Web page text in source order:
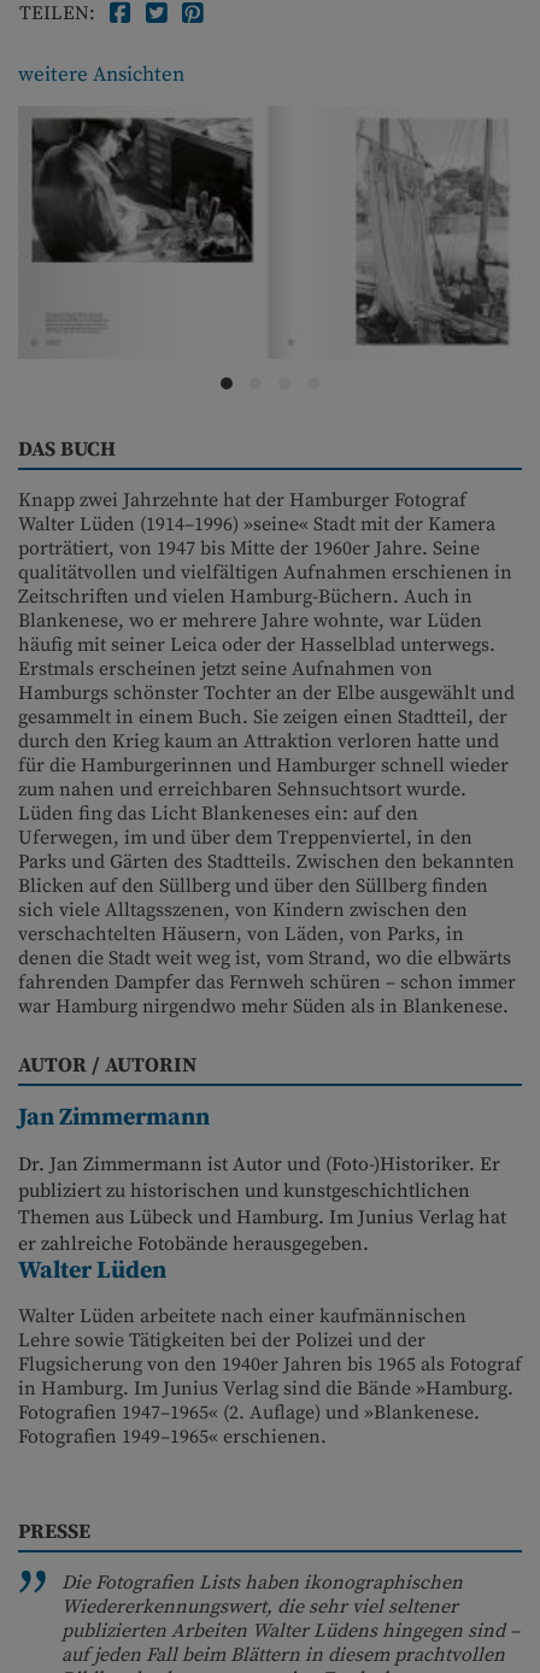
TEILEN:
weitere Ansichten
DAS BUCH
Knapp zwei Jahrzehnte hat der Hamburger Fotograf
Walter Lüden (1914–1996) »seine« Stadt mit der Kamera
porträtiert, von 1947 bis Mitte der 1960er Jahre. Seine
qualitätvollen und vielfältigen Aufnahmen erschienen in
Zeitschriften und vielen Hamburg-Büchern. Auch in
Blankenese, wo er mehrere Jahre wohnte, war Lüden
häufig mit seiner Leica oder der Hasselblad unterwegs.
Erstmals erscheinen jetzt seine Aufnahmen von
Hamburgs schönster Tochter an der Elbe ausgewählt und
gesammelt in einem Buch. Sie zeigen einen Stadtteil, der
durch den Krieg kaum an Attraktion verloren hatte und
für die Hamburgerinnen und Hamburger schnell wieder
zum nahen und erreichbaren Sehnsuchtsort wurde.
Lüden fing das Licht Blankeneses ein: auf den
Uferwegen, im und über dem Treppenviertel, in den
Parks und Gärten des Stadtteils. Zwischen den bekannten
Blicken auf den Süllberg und über den Süllberg finden
sich viele Alltagsszenen, von Kindern zwischen den
verschachtelten Häusern, von Läden, von Parks, in
denen die Stadt weit weg ist, vom Strand, wo die elbwärts
fahrenden Dampfer das Fernweh schüren – schon immer
war Hamburg nirgendwo mehr Süden als in Blankenese.
AUTOR / AUTORIN
Jan Zimmermann
Dr. Jan Zimmermann ist Autor und (Foto-)Historiker. Er
publiziert zu historischen und kunstgeschichtlichen
Themen aus Lübeck und Hamburg. Im Junius Verlag hat
er zahlreiche Fotobände herausgegeben.
Walter Lüden
Walter Lüden arbeitete nach einer kaufmännischen
Lehre sowie Tätigkeiten bei der Polizei und der
Flugsicherung von den 1940er Jahren bis 1965 als Fotograf
in Hamburg. Im Junius Verlag sind die Bände »Hamburg.
Fotografien 1947–1965« (2. Auflage) und »Blankenese.
Fotografien 1949–1965« erschienen.
PRESSE
Die Fotografien Lists haben ikonographischen
Wiedererkennungswert, die sehr viel seltener
publizierten Arbeiten Walter Lüdens hingegen sind –
auf jeden Fall beim Blättern in diesem prachtvollen